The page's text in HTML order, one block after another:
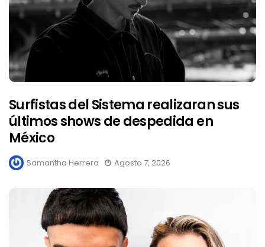
Surfistas del Sistema realizaran sus
últimos shows de despedida en
México
Samantha Herrera Agosto 7, 2026